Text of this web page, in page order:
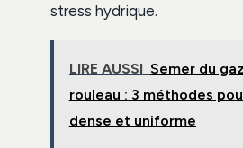
stress hydrique.
LIRE AUSSI Semer du
rouleau : 3 méthodes
dense et uniforme